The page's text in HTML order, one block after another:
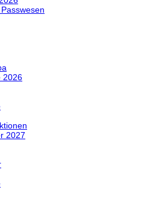
2026
2027